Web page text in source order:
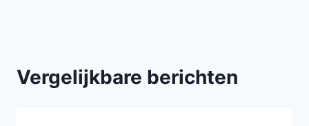
Vergelijkbare berichten